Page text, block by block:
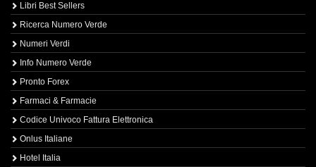
Libri Best Sellers
Ricerca Numero Verde
Numeri Verdi
Info Numero Verde
Pronto Forex
Farmaci & Farmacie
Codice Univoco Fattura Elettronica
Onlus Italiane
Hotel Italia